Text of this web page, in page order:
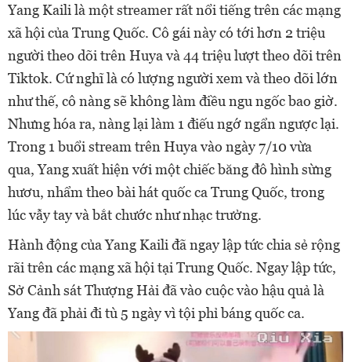
Yang Kaili là một streamer rất nổi tiếng trên các mạng
xã hội của Trung Quốc. Cô gái này có tới hơn 2 triệu
người theo dõi trên Huya và 44 triệu lượt theo dõi trên
Tiktok. Cứ nghĩ là có lượng người xem và theo dõi lớn
như thế, cô nàng sẽ không làm điều ngu ngốc bao giờ.
Nhưng hóa ra, nàng lại làm 1 điếu ngớ ngẩn ngược lại.
Trong 1 buổi stream trên Huya vào ngày 7/10 vừa
qua, Yang xuất hiện với một chiếc băng đô hình sừng
hươu, nhẩm theo bài hát quốc ca Trung Quốc, trong
lúc vẫy tay và bắt chước như nhạc trưởng.
Hành động của Yang Kaili đã ngay lập tức chia sẻ rộng
rãi trên các mạng xã hội tại Trung Quốc. Ngay lập tức,
Sở Cảnh sát Thượng Hải đã vào cuộc vào hậu quả là
Yang đã phải đi tù 5 ngày vì tội phỉ báng quốc ca.